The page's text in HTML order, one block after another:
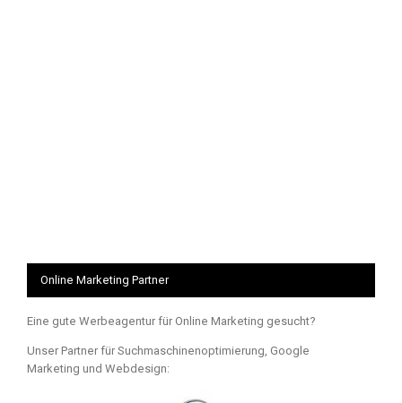
Online Marketing Partner
Eine gute Werbeagentur für Online Marketing gesucht?
Unser Partner für Suchmaschinenoptimierung, Google
Marketing und Webdesign: